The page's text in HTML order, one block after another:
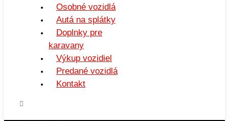
Osobné vozidlá
Autá na splátky
Doplnky pre
karavany
Výkup vozidiel
Predané vozidlá
Kontakt